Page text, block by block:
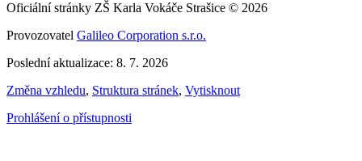
Oficiální stránky ZŠ Karla Vokáče Strašice © 2026
Provozovatel Galileo Corporation s.r.o.
Poslední aktualizace: 8. 7. 2026
Změna vzhledu, Struktura stránek, Vytisknout
Prohlášení o přístupnosti